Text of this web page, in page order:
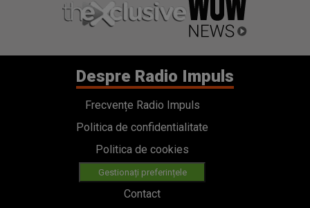
Despre Radio Impuls
Frecvențe Radio Impuls
Politica de confidentialitate
Politica de cookies
Gestionați preferințele
Contact